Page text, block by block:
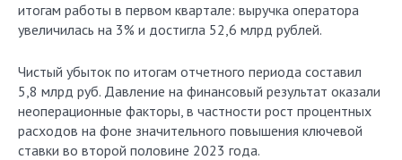
итогам работы в первом квартале: выручка оператора
увеличилась на 3% и достигла 52,6 млрд рублей.
Чистый убыток по итогам отчетного периода составил
5,8 млрд руб. Давление на финансовый результат оказали
неоперационные факторы, в частности рост процентных
расходов на фоне значительного повышения ключевой
ставки во второй половине 2023 года.